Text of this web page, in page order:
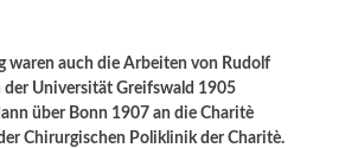
waren auch die Arbeiten von Rudolf
der Universität Greifswald 1905
über Bonn 1907 an die Charitè
Chirurgischen Poliklinik der Charitè.